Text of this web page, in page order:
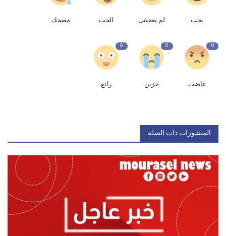
يحب لم يعجبنى الحب مضحك
0
غاضب
0
حزين
0
رائع
المنشورات ذات الصلة